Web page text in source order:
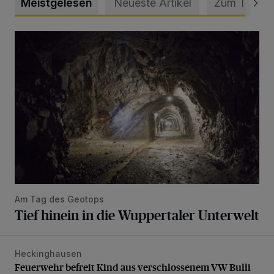
Am Tag des Geotops
Tief hinein in die Wuppertaler Unterwelt
Feuerwehr befreit Kind aus verschlossenem VW Bulli
Heckinghausen
Feuerwehr befreit Kind aus verschlossenem VW Bulli